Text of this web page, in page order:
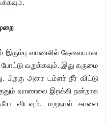
இரும்பு வாணலில் தேவையான
வறுக்கவும். இது கருமை
பிறகு அரை டம்ளர் நீர் விட்டு
வாணலை இறக்கி நன்றாக
விடவும். மறுநாள் காலை